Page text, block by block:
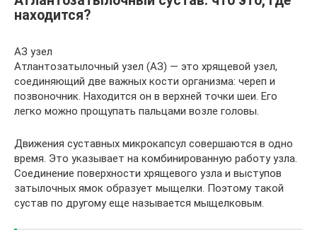
находится?
АЗ узел
Атлантозатылочный узел (АЗ) — это хрящевой узел,
соединяющий две важных кости организма: череп и
позвоночник. Находится он в верхней точки шеи. Его
легко можно прощупать пальцами возле головы.
Движения суставных микрокапсул совершаются в одно
время. Это указывает на комбинированную работу узла.
Соединение поверхности хрящевого узла и выступов
затылочных ямок образует мыщелки. Поэтому такой
сустав по другому еще называется мыщелковым.